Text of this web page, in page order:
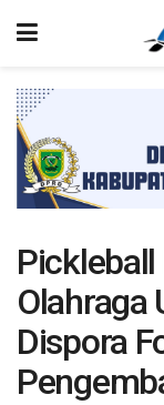
Olahraga
Dispora